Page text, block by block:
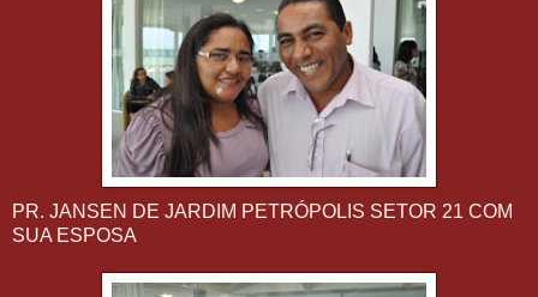
PR. JANSEN DE JARDIM PETRÓPOLIS SETOR 21 COM
SUA ESPOSA